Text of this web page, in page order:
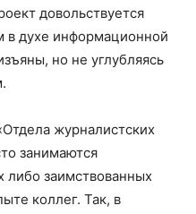
довольствуется
духе информационной
но не углубляясь
журналистских
занимаются
либо заимствованных
коллег. Так, в